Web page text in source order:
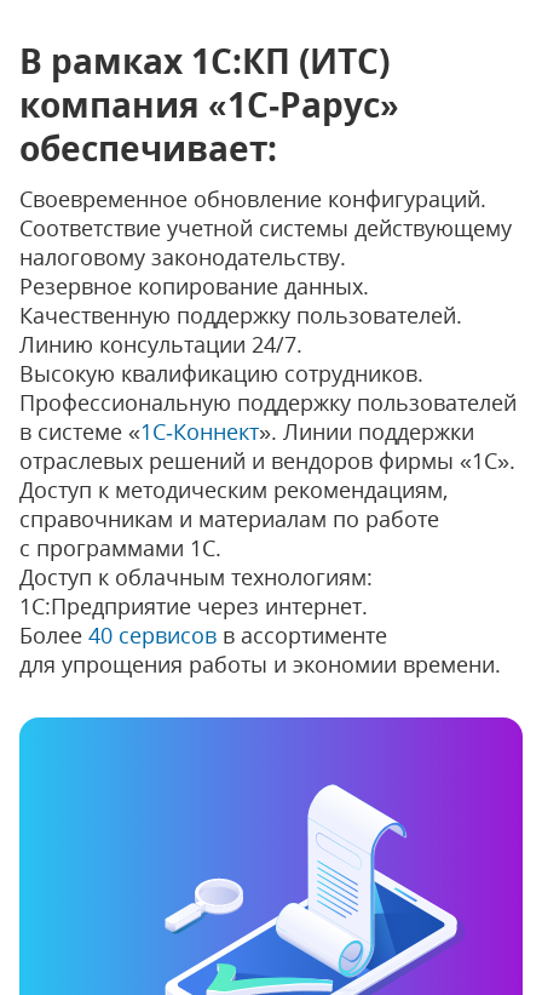
В рамках 1С:КП (ИТС)
компания «1C‑Рарус»
обеспечивает:
Своевременное обновление конфигураций.
Соответствие учетной системы действующему
налоговому законодательству.
Резервное копирование данных.
Качественную поддержку пользователей.
Линию консультации 24/7.
Высокую квалификацию сотрудников.
Професcиональную поддержку пользователей
в системе «1С‑Коннект». Линии поддержки
отраслевых решений и вендоров фирмы «1С».
Доступ к методическим рекомендациям,
справочникам и материалам по работе
с программами 1С.
Доступ к облачным технологиям:
1С:Предприятие через интернет.
Более 40 сервисов в ассортименте
для упрощения работы и экономии времени.